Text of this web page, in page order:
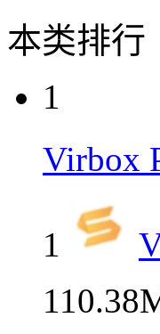
本类排行
1
Virbox
1